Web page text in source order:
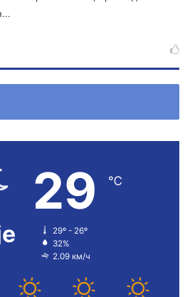
29 ℃
29º - 26º
32%
2.09 км/ч